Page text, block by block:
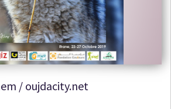
/ oujdacity.net